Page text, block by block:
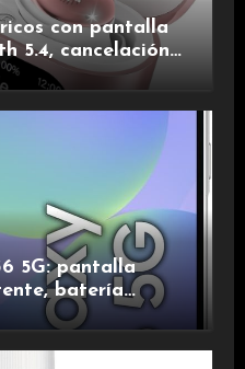
con pantalla
5.4, cancelación
y de larga
5G: pantalla
batería
para una